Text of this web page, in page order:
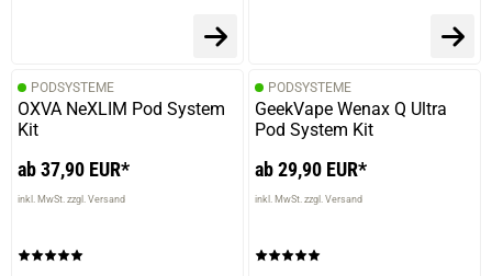
PODSYSTEME
OXVA NeXLIM Pod System
Kit
ab 37,90 EUR*
inkl. MwSt. zzgl. Versand
PODSYSTEME
GeekVape Wenax Q Ultra
Pod System Kit
ab 29,90 EUR*
inkl. MwSt. zzgl. Versand